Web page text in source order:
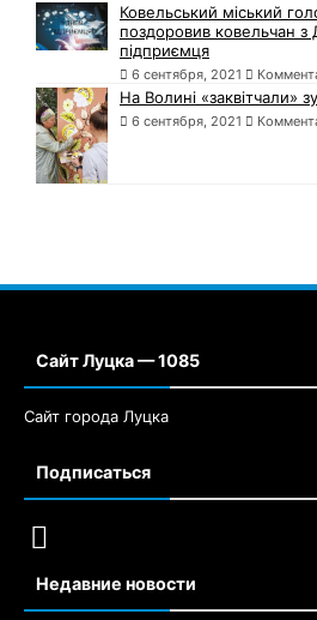
Ковельський міський
поздоровив ковельчан з
підприємця
6 сентября, 2021
На Волині «заквітчали»
6 сентября, 2021
Сайт Луцка — 1085
Сайт города Луцка
Подписаться
Недавние новости